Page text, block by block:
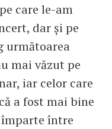
care le-am
dar și pe
următoarea
mai văzut pe
iar celor care
a fost mai bine
împarte între